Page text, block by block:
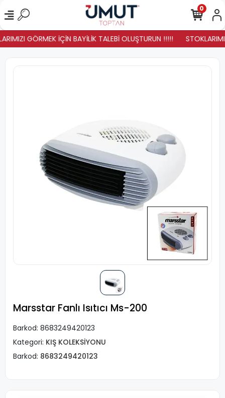
GÖRMEK İÇİN BAYİLİK TALEBİ OLUŞTURUN !!!!!
0
Marsstar Fanlı Isıtıcı Ms-200
Barkod: 8683249420123
Kategori: KIŞ KOLEKSİYONU
Barkod: 8683249420123